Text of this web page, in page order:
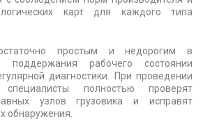
карт для каждого типа
простым и недорогим в
поддержания рабочего состоянии
диагностики. При проведении
полностью проверят
узлов грузовика и исправят
обнаружения.